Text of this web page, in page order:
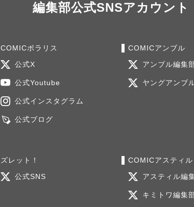
編集部公式SNSアカウント
COMICポラリス
公式X
公式Youtube
公式インスタグラム
公式ブログ
COMICアンブル
アンブル編集
ヤングアンブ
ズレット！
公式SNS
COMICアスティル
アスティル編
キミトワ編集